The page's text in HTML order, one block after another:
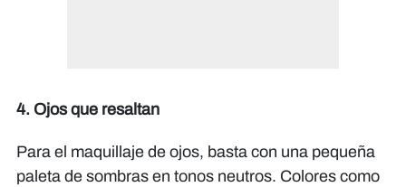
4. Ojos que resaltan
Para el maquillaje de ojos, basta con una pequeña
paleta de sombras en tonos neutros. Colores como